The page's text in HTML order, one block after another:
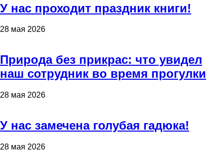
У нас проходит праздник книги!
28 мая 2026
Природа без прикрас: что увидел
наш сотрудник во время прогулки
28 мая 2026
У нас замечена голубая гадюка!
28 мая 2026